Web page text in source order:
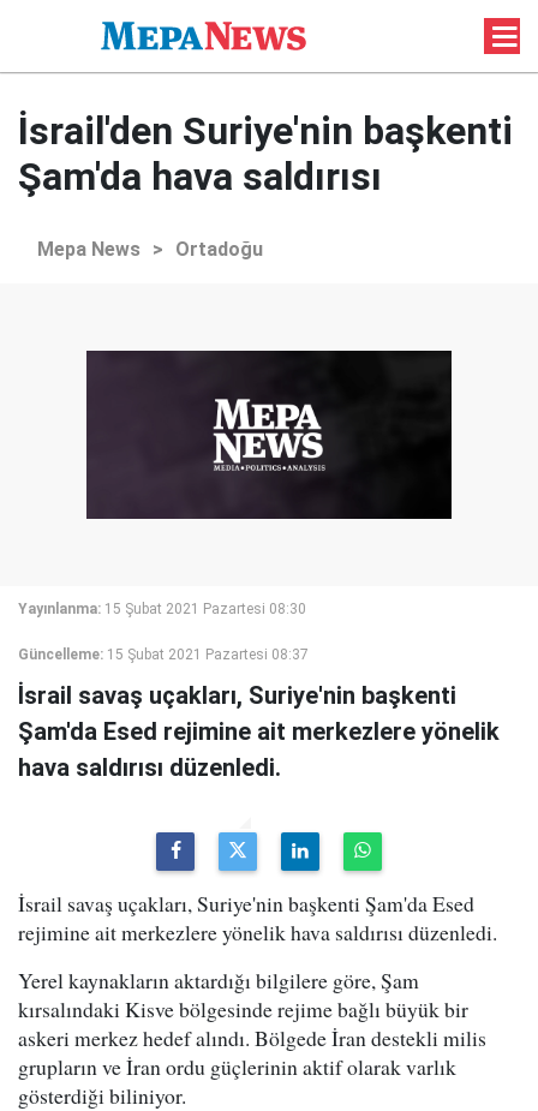
İsrail'den Suriye'nin başkenti
Şam'da hava saldırısı
Mepa News > Ortadoğu
Yayınlanma: 15 Şubat 2021 Pazartesi 08:30
Güncelleme: 15 Şubat 2021 Pazartesi 08:37
İsrail savaş uçakları, Suriye'nin başkenti
Şam'da Esed rejimine ait merkezlere yönelik
hava saldırısı düzenledi.
İsrail savaş uçakları, Suriye'nin başkenti Şam'da Esed
rejimine ait merkezlere yönelik hava saldırısı düzenledi.
Yerel kaynakların aktardığı bilgilere göre, Şam
kırsalındaki Kisve bölgesinde rejime bağlı büyük bir
askeri merkez hedef alındı. Bölgede İran destekli milis
grupların ve İran ordu güçlerinin aktif olarak varlık
gösterdiği biliniyor.